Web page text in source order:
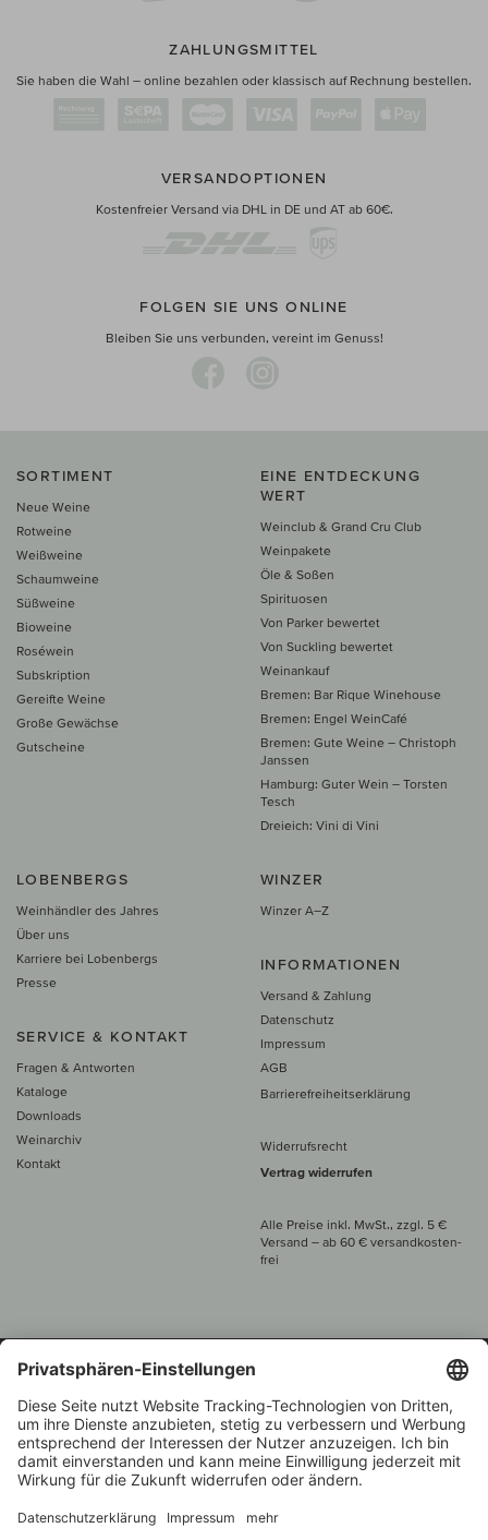
ZAHLUNGSMITTEL
Sie haben die Wahl – online bezahlen oder klassisch auf Rechnung bestellen.
VERSANDOPTIONEN
Kostenfreier Versand via DHL in DE und AT ab 60€.
FOLGEN SIE UNS ONLINE
Bleiben Sie uns verbunden, vereint im Genuss!
SORTIMENT
Neue Weine
Rotweine
Weißweine
Schaumweine
Süßweine
Bioweine
Roséwein
Subskription
Gereifte Weine
Große Gewächse
Gutscheine
EINE ENTDECKUNG
WERT
Weinclub & Grand Cru Club
Weinpakete
Öle & Soßen
Spirituosen
Von Parker bewertet
Von Suckling bewertet
Weinankauf
Bremen: Bar Rique Winehouse
Bremen: Engel WeinCafé
Bremen: Gute Weine – Christoph
Janssen
Hamburg: Guter Wein – Torsten
Tesch
Dreieich: Vini di Vini
LOBENBERGS
Weinhändler des Jahres
Über uns
Karriere bei Lobenbergs
Presse
SERVICE & KONTAKT
Fragen & Antworten
Kataloge
Downloads
Weinarchiv
Kontakt
WINZER
Winzer A–Z
INFORMATIONEN
Versand & Zahlung
Datenschutz
Impressum
AGB
Barrierefreiheitserklärung
Widerrufsrecht
Vertrag widerrufen
Alle Preise inkl. MwSt., zzgl. 5 €
Versand – ab 60 € versand­kosten­
frei
Beratung unter
+49 421 696 797-0
1.000 Winzer –
Über 7.000 Weine
Weinhändler
des Jahres 2022